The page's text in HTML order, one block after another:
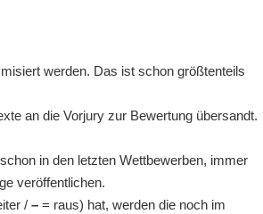
werden. Das ist schon größtenteils
an die Vorjury zur Bewertung übersandt.
in den letzten Wettbewerben, immer
veröffentlichen.
/ –= raus) hat, werden die noch im